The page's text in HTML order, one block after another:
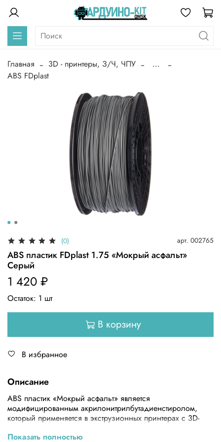
Главная 3D - принтеры, З/Ч, ЧПУ
...
ABS FDplast
(0) арт. 002765
ABS пластик FDplast 1.75 «Мокрый асфальт»
Серый
1 420 ₽
Остаток: 1 шт
В корзину
В избранное
Описание
ABS пластик «Мокрый асфальт» является
модифицированным акрилонитрилбутадиенстиролом,
который применяется в экструзионных принтерах с 3D-
архитектурных проектов, комплектующих для бытовой
Показать полностью